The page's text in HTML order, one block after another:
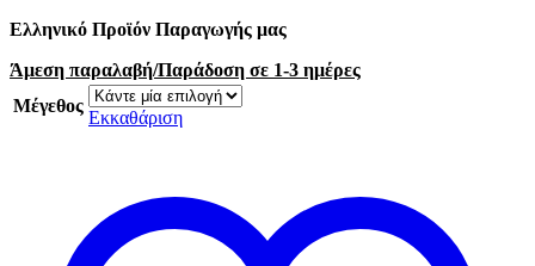
Ελληνικό Προϊόν Παραγωγής μας
Άμεση παραλαβή/Παράδοση σε 1-3 ημέρες
Μέγεθος
Εκκαθάριση